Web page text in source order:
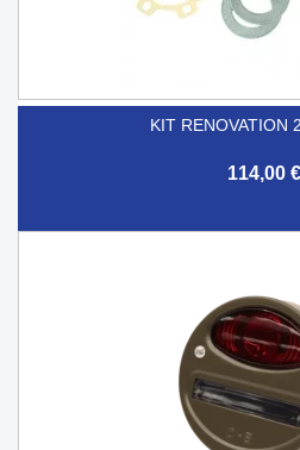
KIT RENOVATION
114,00 €